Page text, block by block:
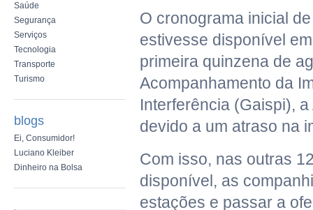
Saúde
Segurança
Serviços
Tecnologia
Transporte
Turismo
blogs
Ei, Consumidor!
Luciano Kleiber
Dinheiro na Bolsa
O cronograma inicial
estivesse disponível
primeira quinzena de
Acompanhamento da
Interferência (Gaispi),
devido a um atraso na
Com isso, nas outras
disponível, as
estações e passar a